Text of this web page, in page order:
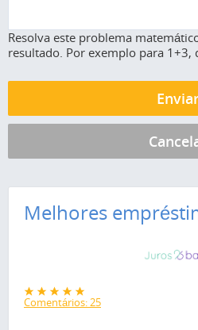
Resolva este problema
resultado. Por exemplo para 1+3,
Melhores
Comentários: 25